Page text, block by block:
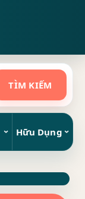
Hữu Dụng